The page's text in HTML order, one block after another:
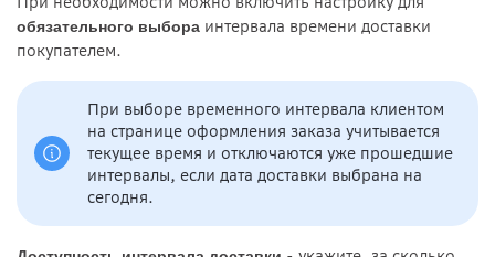
обязательного выбора интервала времени доставки
покупателем.
При выборе временного интервала клиентом
на странице оформления заказа учитывается
текущее время и отключаются уже прошедшие
интервалы, если дата доставки выбрана на
сегодня.